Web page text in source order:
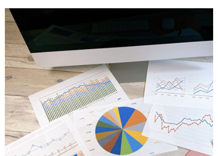
システム開発/運用/保守
Webコンテンツ開発
会員(登録)
お問い合わせ
カート